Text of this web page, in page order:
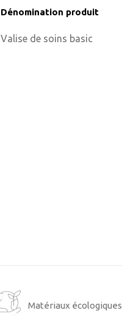
Dénomination produit
Valise de soins basic
Matériaux écologiques